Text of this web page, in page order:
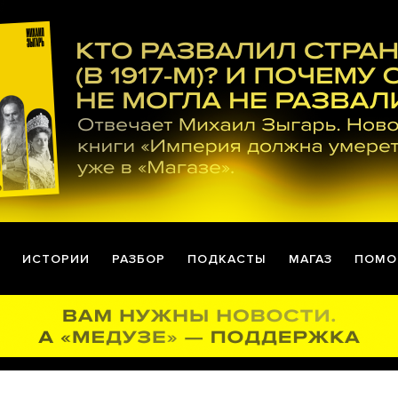
ИСТОРИИ РАЗБОР ПОДКАСТЫ МАГАЗ